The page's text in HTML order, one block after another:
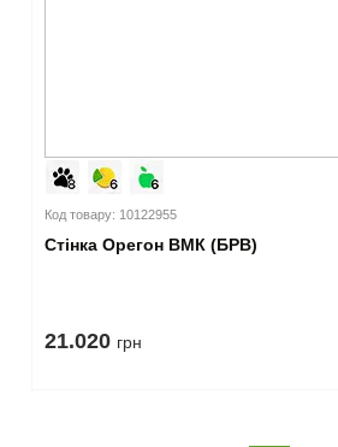
Код товару: 10122955
Стінка Орегон ВМК (БРВ)
21.020 грн